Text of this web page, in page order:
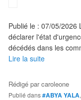
Publié le : 07/05/2026
déclarer l'état
décédés dans les
Lire la suite
Rédigé parcaroleone
Publié dans#ABYA YALA,